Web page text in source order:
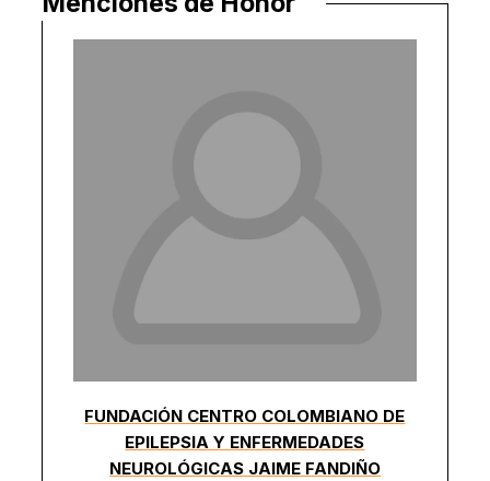
FUNDACIÓN CENTRO COLOMBIANO DE
EPILEPSIA Y ENFERMEDADES
NEUROLÓGICAS JAIME FANDIÑO